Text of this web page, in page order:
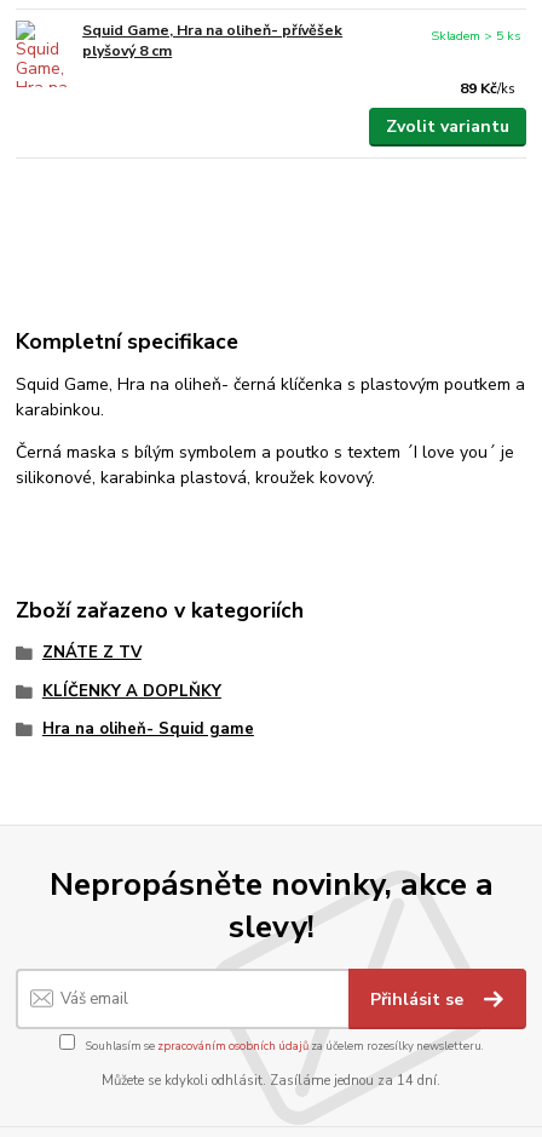
Squid Game, Hra na oliheň- přívěšek
plyšový 8 cm
89 Kč/ks
Skladem > 5 ks
Zvolit variantu
Kompletní specifikace
Squid Game, Hra na oliheň- černá klíčenka s plastovým poutkem a
karabinkou.
Černá maska s bílým symbolem a poutko s textem ´I love you´ je
silikonové, karabinka plastová, kroužek kovový.
Zboží zařazeno v kategoriích
ZNÁTE Z TV
KLÍČENKY A DOPLŇKY
Hra na oliheň- Squid game
Nepropásněte novinky, akce a
slevy!
Přihlásit se
Souhlasím se zpracováním osobních údajůza účelem rozesílky newsletteru.
Můžete se kdykoli odhlásit. Zasíláme jednou za 14 dní.